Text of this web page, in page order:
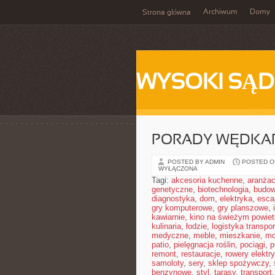
Strona główna Archiwum Domy
WYSOKI
PORADY
POSTED BY ADMIN POSTED
WYŁĄCZONA
Tagi: akcesoria kuchenne,
genetyczne, biotechnologia,
diagnostyka, dom, elektryka,
gry komputerowe, gry planszowe,
kawiarnie, kino na świeżym
kulinaria, łodzie, logistyka
medyczne, meble, mieszkanie,
patio, pielęgnacja roślin, pociągi,
remont, restauracje, rowery
samoloty, sery, sklep spożywczy,
benzynowe, styl , tarasy, transport,